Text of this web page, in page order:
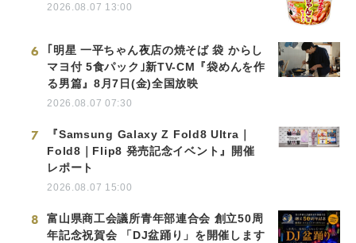
2026.08.07 13:00
6
｢明星 一平ちゃん夜店の焼そば 袋 からし
マヨ付 5食パック｣新TV-CM『袋めんを作
る男篇』8月7日(金)全国放映
2026.08.07 07:30
7
『Samsung Galaxy Z Fold8 Ultra｜
Fold8｜Flip8 発売記念イベント』開催
レポート
2026.08.07 15:00
8
富山県商工会議所青年部連合会 創立50周
年記念祝賀会 「DJ盆踊り」を開催します